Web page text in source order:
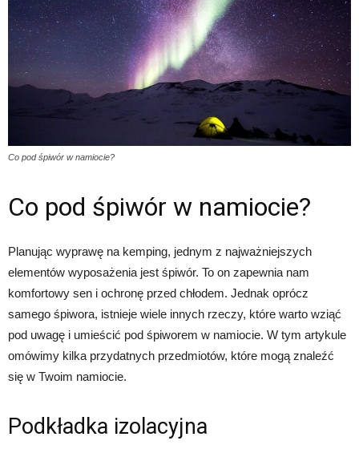
Co pod śpiwór w namiocie?
Co pod śpiwór w namiocie?
Planując wyprawę na kemping, jednym z najważniejszych
elementów wyposażenia jest śpiwór. To on zapewnia nam
komfortowy sen i ochronę przed chłodem. Jednak oprócz
samego śpiwora, istnieje wiele innych rzeczy, które warto wziąć
pod uwagę i umieścić pod śpiworem w namiocie. W tym artykule
omówimy kilka przydatnych przedmiotów, które mogą znaleźć
się w Twoim namiocie.
Podkładka izolacyjna